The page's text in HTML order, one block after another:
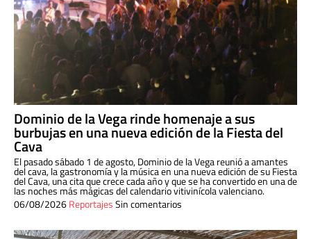
Dominio de la Vega rinde homenaje a sus
burbujas en una nueva edición de la Fiesta del
Cava
El pasado sábado 1 de agosto, Dominio de la Vega reunió a amantes
del cava, la gastronomía y la música en una nueva edición de su Fiesta
del Cava, una cita que crece cada año y que se ha convertido en una de
las noches más mágicas del calendario vitivinícola valenciano.
06/08/2026ReportajesSin comentarios